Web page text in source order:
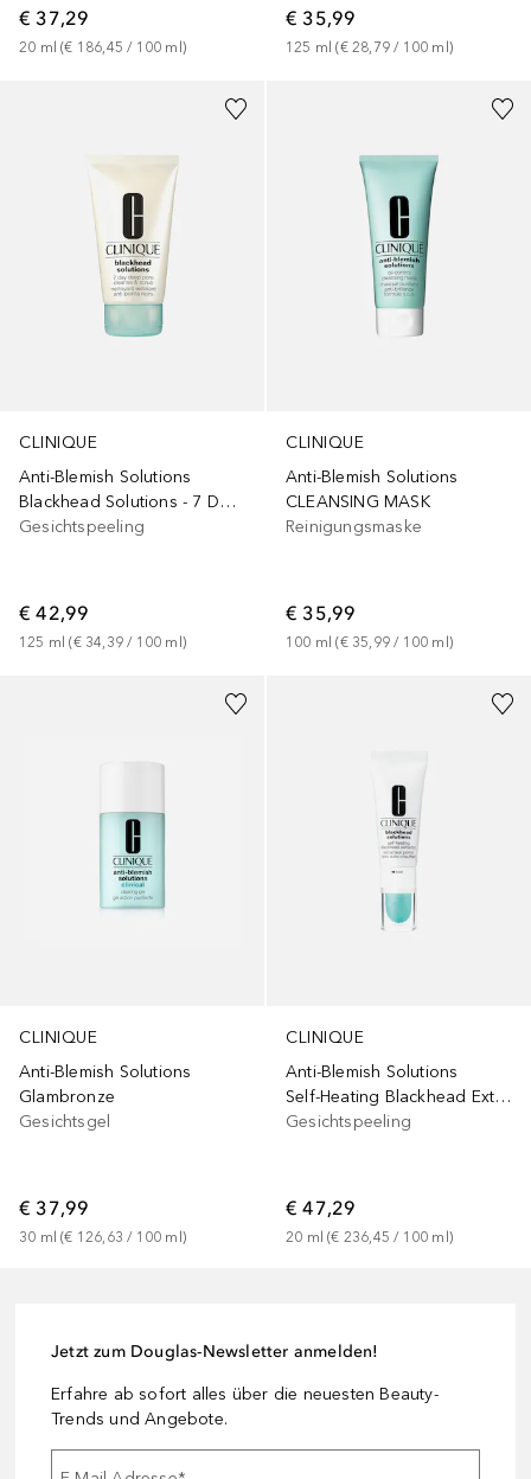
€ 37,29
20 ml (€ 186,45 / 100 ml )
€ 35,99
125 ml (€ 28,79 / 100 ml )
CLINIQUE
Anti-Blemish Solutions
Blackhead Solutions - 7 Day Deep Pore Cleanse & Scrub 125ml
Gesichtspeeling
€ 42,99
125 ml (€ 34,39 / 100 ml )
CLINIQUE
Anti-Blemish Solutions
CLEANSING MASK
Reinigungsmaske
€ 35,99
100 ml (€ 35,99 / 100 ml )
CLINIQUE
Anti-Blemish Solutions
Glambronze
Gesichtsgel
€ 37,99
30 ml (€ 126,63 / 100 ml )
CLINIQUE
Anti-Blemish Solutions
Self-Heating Blackhead Extractor
Gesichtspeeling
€ 47,29
20 ml (€ 236,45 / 100 ml )
Jetzt zum Douglas-Newsletter anmelden!
Erfahre ab sofort alles über die neuesten Beauty-
Trends und Angebote.